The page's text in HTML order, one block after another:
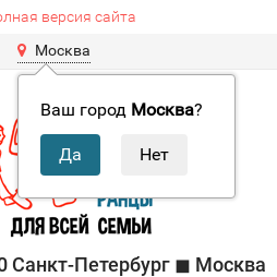
версия сайта
Москва
Ваш город Москва?
Санкт-Петербург ◼ Москва